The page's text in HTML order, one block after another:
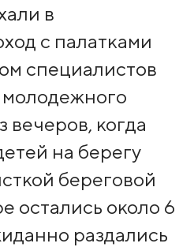
в
с палатками
специалистов
вечеров, когда
на берегу
береговой
остались около 6
раздались